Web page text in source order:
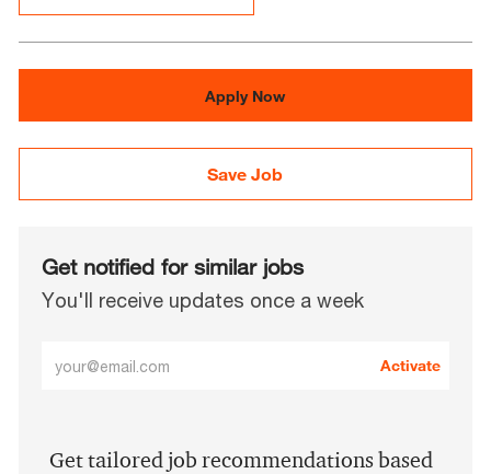
Apply Now
Save Job
Get notified for similar jobs
You'll receive updates once a week
(Required)
Activate
Get tailored job recommendations based